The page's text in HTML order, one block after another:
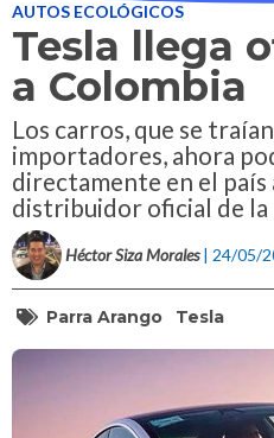
AUTOS ECOLÓGICOS
Tesla llega
a Colombia
Los carros, que se
importadores, ahora
directamente en el país
distribuidor oficial de la
Héctor Siza Morales | 24/05/
Parra Arango Tesla